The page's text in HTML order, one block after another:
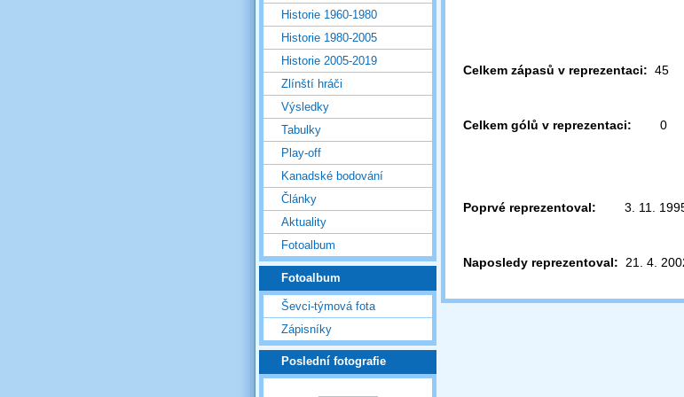
Celkem zápasů v reprezentaci: 45
Celkem gólů v reprezentaci: 0
Poprvé reprezentoval: 3. 11.
Naposledy reprezentoval: 21. 4.
Historie 1960-1980
Historie 1980-2005
Historie 2005-2019
Zlínští hráči
Výsledky
Tabulky
Play-off
Kanadské bodování
Články
Aktuality
Fotoalbum
Fotoalbum
Ševci-týmová fota
Zápisníky
Poslední fotografie